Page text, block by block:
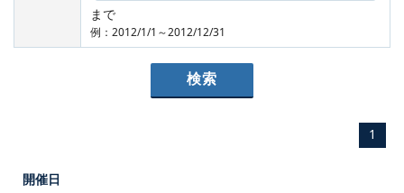
まで
例：2012/1/1～2012/12/31
1